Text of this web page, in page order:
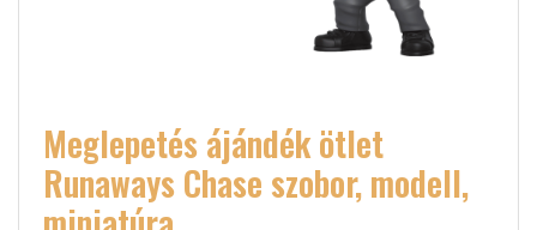
Meglepetés ájándék ötlet
Runaways Chase szobor, modell,